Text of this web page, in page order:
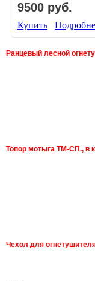
9500 руб.
Купить
Ранцевый лесной
Топор мотыга ТМ-СП., в
Чехол для